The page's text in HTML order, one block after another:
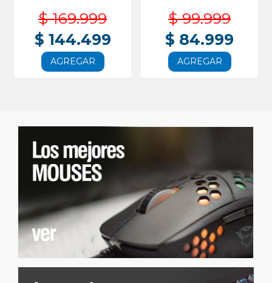
$ 169.999
$ 144.499
AGREGAR
$ 99.999
$ 84.999
AGREGAR